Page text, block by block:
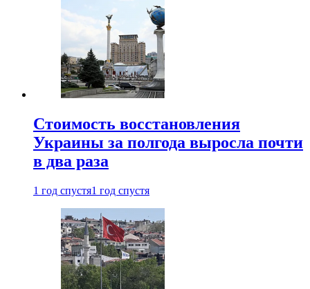
Стоимость восстановления
Украины за полгода выросла почти
в два раза
1 год спустя1 год спустя